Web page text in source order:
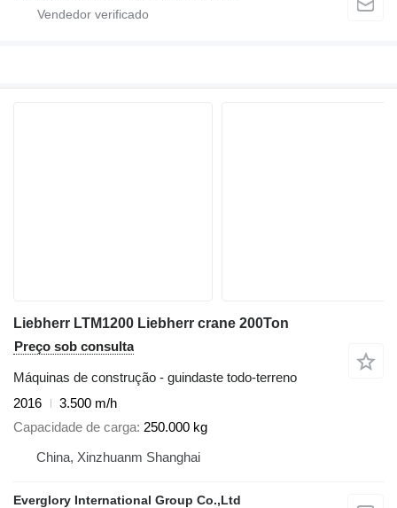
Liebherr LTM1200 Liebherr crane 200Ton
Preço sob consulta
Máquinas de construção - guindaste todo-terreno
2016
3.500 m/h
Capacidade de carga 250.000 kg
China, Xinzhuanm Shanghai
Everglory International Group Co.,Ltd